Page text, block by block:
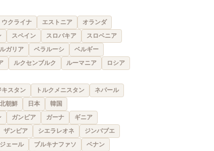
ウクライナ エストニア
オランダ
スペイン スロバキア
スロベニア
ガリア ベラルーシ
ベルギー
ルクセンブルク ルーマニア
ロシア
キスタン トルクメニスタン
ネパール
北朝鮮 日本 韓国
ガンビア ガーナ
ギニア
ザンビア シエラレオネ
ジンバブエ
ェール ブルキナファソ
ベナン